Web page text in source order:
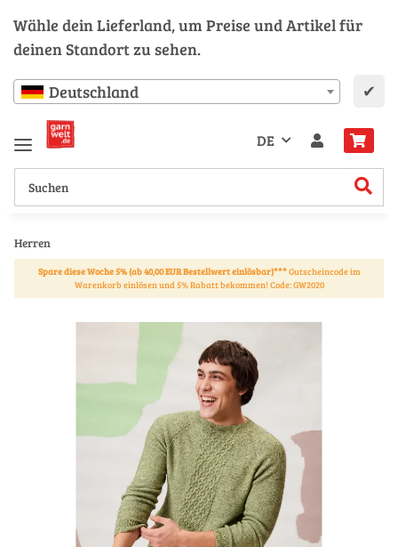
Wähle dein Lieferland, um Preise und Artikel für
deinen Standort zu sehen.
Deutschland ✔
DE
Herren
Spare diese Woche 5% (ab 40,00 EUR Bestellwert einlösbar)***Gutscheincode im
Warenkorb einlösen und 5% Rabatt bekommen! Code: GW2020